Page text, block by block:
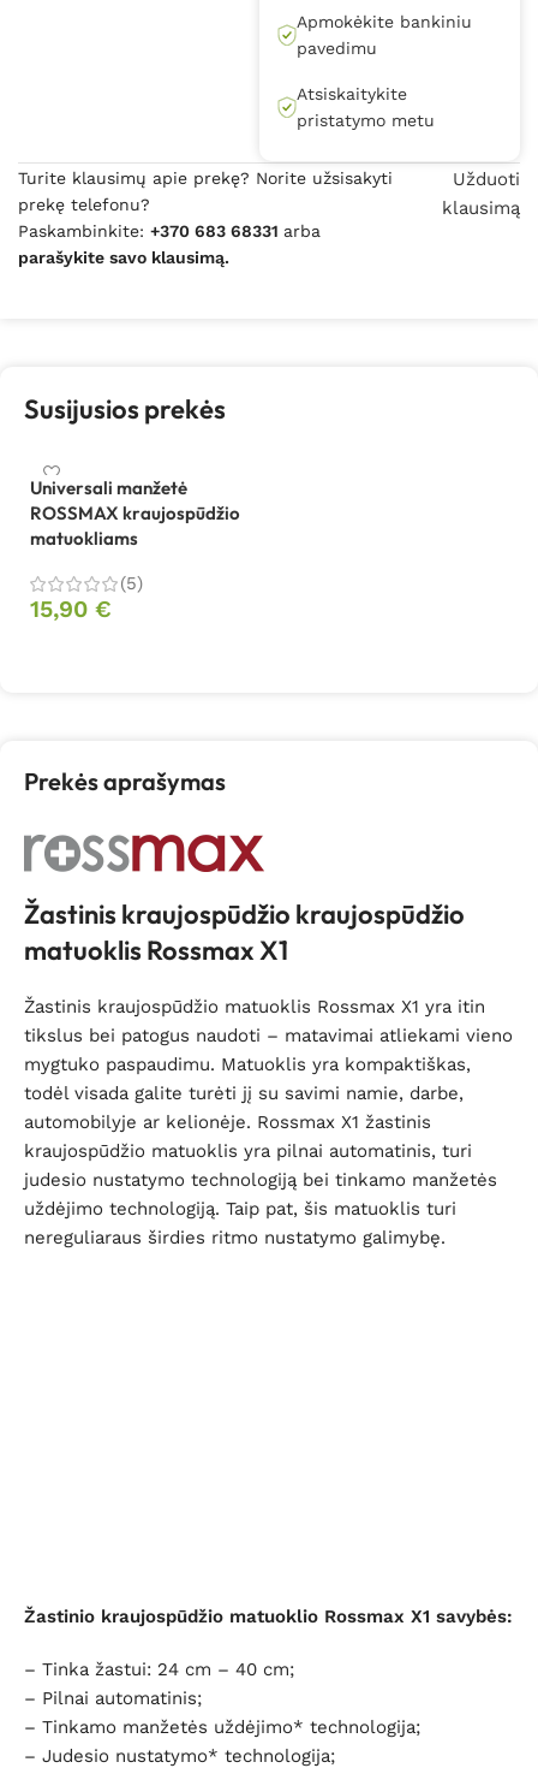
Apmokėkite bankiniu
pavedimu
Atsiskaitykite
pristatymo metu
Turite klausimų apie prekę? Norite užsisakyti
prekę telefonu?
Paskambinkite: +370 683 68331 arba
parašykite savo klausimą.
Užduoti
klausimą
Susijusios prekės
Universali manžetė
ROSSMAX kraujospūdžio
matuokliams
(5)
15,90 €
Prekės aprašymas
Žastinis kraujospūdžio kraujospūdžio
matuoklis Rossmax X1
Žastinis kraujospūdžio matuoklis Rossmax X1 yra itin
tikslus bei patogus naudoti – matavimai atliekami vieno
mygtuko paspaudimu. Matuoklis yra kompaktiškas,
todėl visada galite turėti jį su savimi namie, darbe,
automobilyje ar kelionėje. Rossmax X1 žastinis
kraujospūdžio matuoklis yra pilnai automatinis, turi
judesio nustatymo technologiją bei tinkamo manžetės
uždėjimo technologiją. Taip pat, šis matuoklis turi
nereguliaraus širdies ritmo nustatymo galimybę.
Žastinio kraujospūdžio matuoklio Rossmax X1 savybės:
– Tinka žastui: 24 cm – 40 cm;
– Pilnai automatinis;
– Tinkamo manžetės uždėjimo* technologija;
– Judesio nustatymo* technologija;